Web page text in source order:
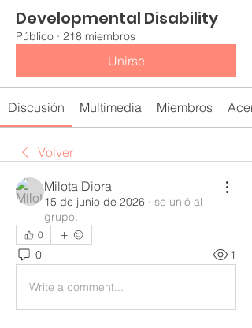
Developmental Disability
Público · 218 miembros
Unirse
Discusión Multimedia Miembros
Volver
Milota Diora
15 de junio de 2026 · se unió al
grupo.
0
0 1
Write a comment...